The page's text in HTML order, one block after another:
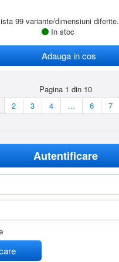
99 variante/dimensiuni diferite.
In stoc
Adauga in cos
Pagina 1 din 10
2 3 4 ... 6 7
Autentificare